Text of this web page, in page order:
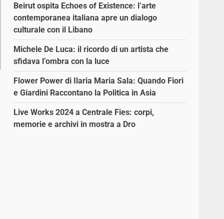
Beirut ospita Echoes of Existence: l’arte
contemporanea italiana apre un dialogo
culturale con il Libano
Michele De Luca: il ricordo di un artista che
sfidava l’ombra con la luce
Flower Power di Ilaria Maria Sala: Quando Fiori
e Giardini Raccontano la Politica in Asia
Live Works 2024 a Centrale Fies: corpi,
memorie e archivi in mostra a Dro